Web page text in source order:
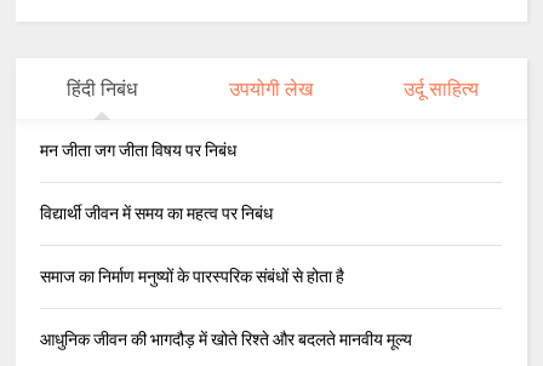
हिंदी निबंध उपयोगी लेख उर्दू साहित्य
मन जीता जग जीता विषय पर निबंध
विद्यार्थी जीवन में समय का महत्व पर निबंध
समाज का निर्माण मनुष्यों के पारस्परिक संबंधों से होता है
आधुनिक जीवन की भागदौड़ में खोते रिश्ते और बदलते मानवीय मूल्य